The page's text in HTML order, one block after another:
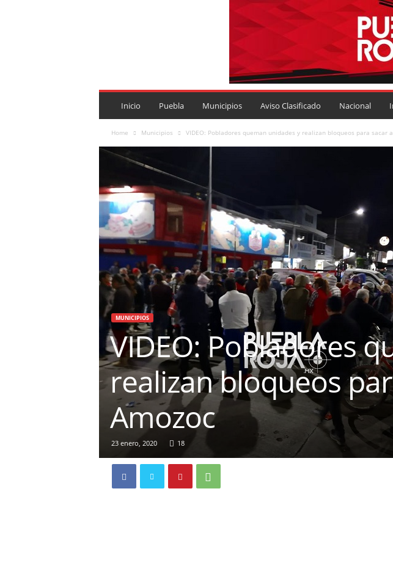
P
J
A
M
X
Inicio Puebla Municipios Aviso Clasificado Nacional
Home Municipios VIDEO: Pobladores queman unidades y realizan bloqueos para sacar
MUNICIPIOS
VIDEO: Pobladores
realizan bloqueos
Amozoc
23 enero, 2020 18